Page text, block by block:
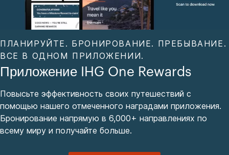
ПЛАНИРУЙТЕ. БРОНИРОВАНИЕ. ПРЕБЫВАНИЕ.
ВСЕ В ОДНОМ ПРИЛОЖЕНИИ.
Приложение IHG One Rewards
Повысьте эффективность своих путешествий с
помощью нашего отмеченного наградами приложения.
Бронирование напрямую в 6,000+ направлениях по
всему миру и получайте больше.